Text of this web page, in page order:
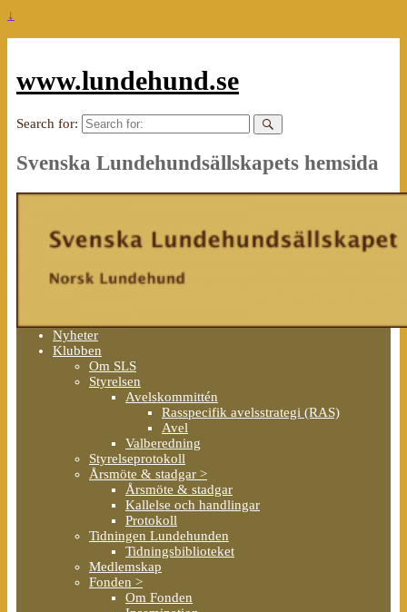
↓
www.lundehund.se
Search for:
Svenska Lundehundsällskapets hemsida
Nyheter
Klubben
Om SLS
Styrelsen
Avelskommittén
Rasspecifik avelsstrategi (RAS)
Avel
Valberedning
Styrelseprotokoll
Årsmöte & stadgar >
Årsmöte & stadgar
Kallelse och handlingar
Protokoll
Tidningen Lundehunden
Tidningsbiblioteket
Medlemskap
Fonden >
Om Fonden